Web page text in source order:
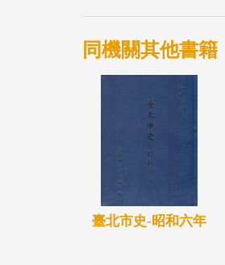
同機關其他書籍
臺北市史-昭和六年